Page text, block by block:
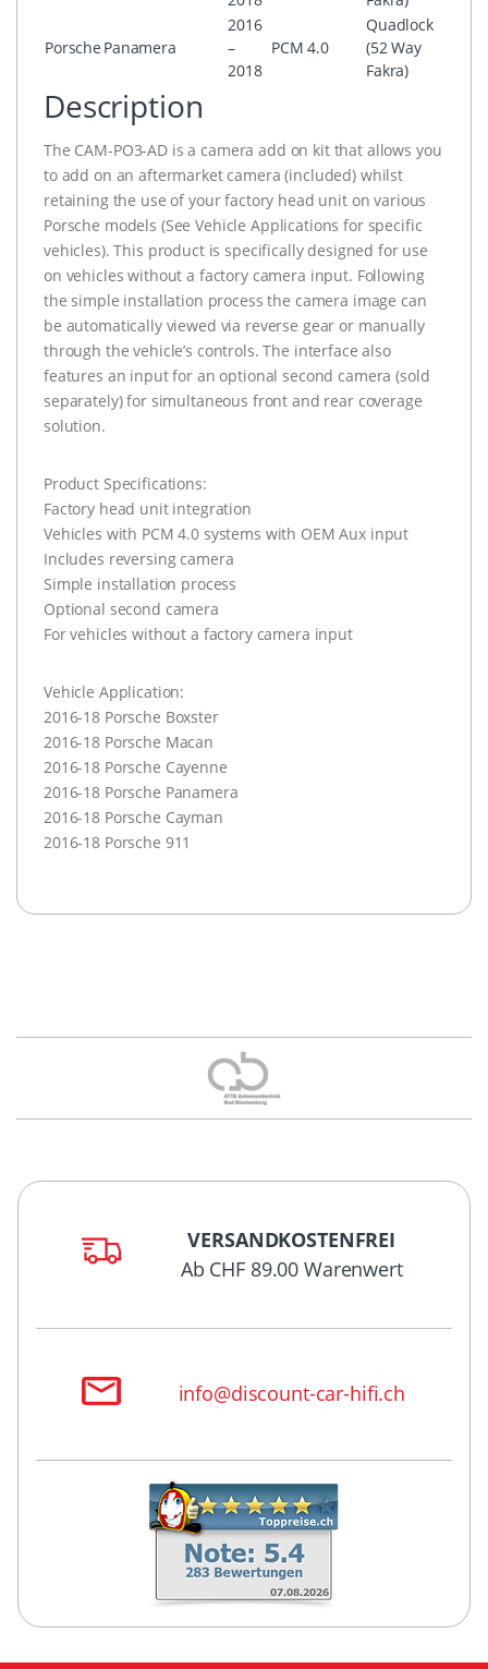
Porsche Panamera
2016
–
2018
PCM 4.0
Quadlock
(52 Way
Fakra)
Description
The CAM-PO3-AD is a camera add on kit that allows you
to add on an aftermarket camera (included) whilst
retaining the use of your factory head unit on various
Porsche models (See Vehicle Applications for specific
vehicles). This product is specifically designed for use
on vehicles without a factory camera input. Following
the simple installation process the camera image can
be automatically viewed via reverse gear or manually
through the vehicle’s controls. The interface also
features an input for an optional second camera (sold
separately) for simultaneous front and rear coverage
solution.
Product Specifications:
Factory head unit integration
Vehicles with PCM 4.0 systems with OEM Aux input
Includes reversing camera
Simple installation process
Optional second camera
For vehicles without a factory camera input
Vehicle Application:
2016-18 Porsche Boxster
2016-18 Porsche Macan
2016-18 Porsche Cayenne
2016-18 Porsche Panamera
2016-18 Porsche Cayman
2016-18 Porsche 911
VERSANDKOSTENFREI
Ab CHF 89.00 Warenwert
info@discount-car-hifi.ch